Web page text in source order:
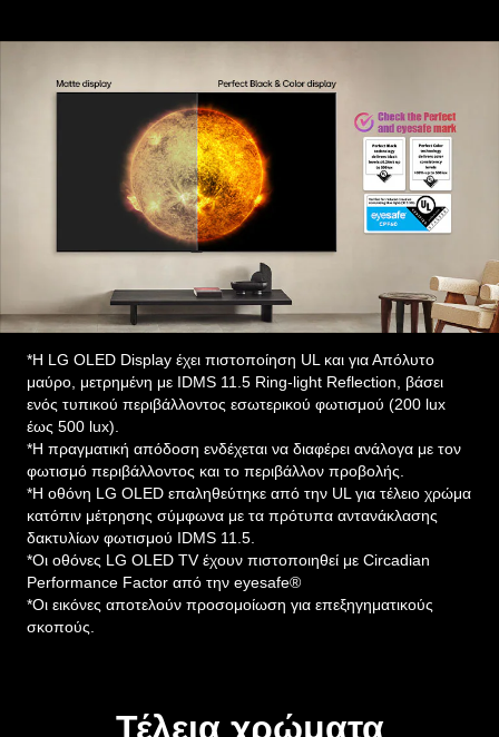
*Η LG OLED Display έχει πιστοποίηση UL και για Απόλυτο
ενός τυπικού περιβάλλοντος εσωτερικού φωτισμού (200 lux
έως 500 lux).
*Η πραγματική απόδοση ενδέχεται να διαφέρει ανάλογα με τον
φωτισμό περιβάλλοντος και το περιβάλλον προβολής.
*Η οθόνη LG OLED επαληθεύτηκε από την UL για τέλειο χρώμα
κατόπιν μέτρησης σύμφωνα με τα πρότυπα αντανάκλασης
δακτυλίων φωτισμού IDMS 11.5.
*Οι οθόνες LG OLED TV έχουν πιστοποιηθεί με Circadian
Performance Factor από την eyesafe®
*Οι εικόνες αποτελούν προσομοίωση για επεξηγηματικούς
σκοπούς.
Πιστοποιημένη ένταση χρώματος 100% και πιστότητα